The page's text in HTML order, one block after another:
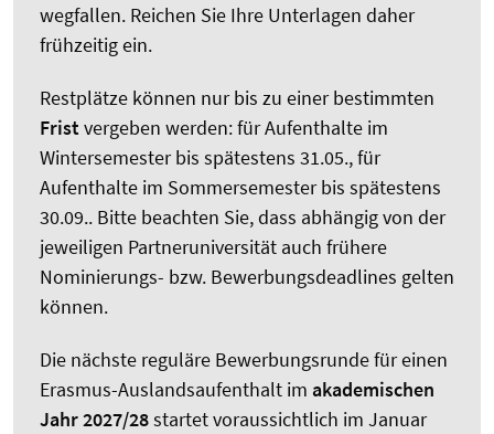
wegfallen. Reichen Sie Ihre Unterlagen daher
frühzeitig ein.
Restplätze können nur bis zu einer bestimmten
Fristvergeben werden: für Aufenthalte im
Wintersemester bis spätestens 31.05., für
Aufenthalte im Sommersemester bis spätestens
30.09.. Bitte beachten Sie, dass abhängig von der
jeweiligen Partneruniversität auch frühere
Nominierungs- bzw. Bewerbungsdeadlines gelten
können.
Die nächste reguläre Bewerbungsrunde für einen
Erasmus-Auslandsaufenthalt im akademischen
Jahr 2027/28startet voraussichtlich im Januar